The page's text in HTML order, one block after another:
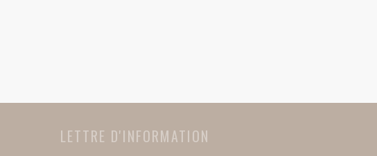
LETTRE D'INFORMATION